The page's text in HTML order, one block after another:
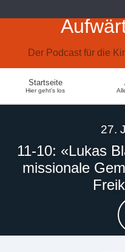
Der Podcast für die
Startseite
Hier geht's los
27.
11-10: «Lukas
missionale